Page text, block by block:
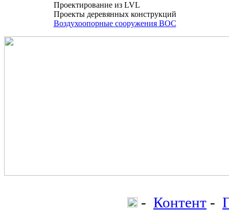
Проектирование из LVL
Проекты деревянных конструкций
Воздухоопорные сооружения ВОС
- Контент -